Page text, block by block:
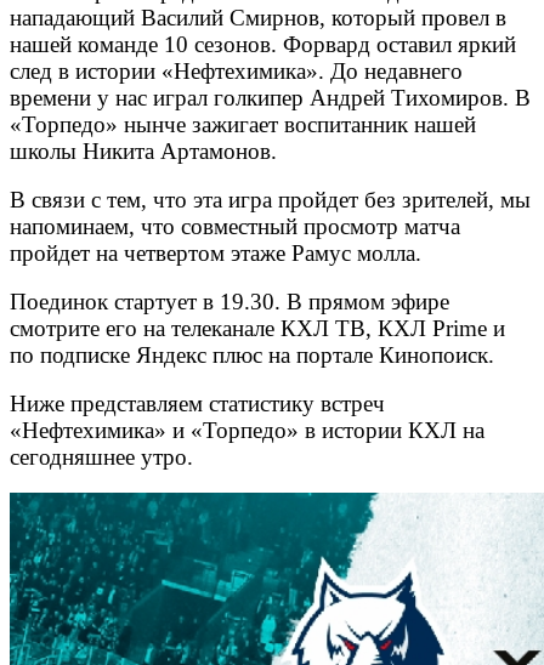
нападающий Василий Смирнов, который провел в
нашей команде 10 сезонов. Форвард оставил яркий
след в истории «Нефтехимика». До недавнего
времени у нас играл голкипер Андрей Тихомиров. В
«Торпедо» нынче зажигает воспитанник нашей
школы Никита Артамонов.
В связи с тем, что эта игра пройдет без зрителей, мы
напоминаем, что совместный просмотр матча
пройдет на четвертом этаже Рамус молла.
Поединок стартует в 19.30. В прямом эфире
смотрите его на телеканале КХЛ ТВ, КХЛ Prime и
по подписке Яндекс плюс на портале Кинопоиск.
Ниже представляем статистику встреч
«Нефтехимика» и «Торпедо» в истории КХЛ на
сегодняшнее утро.